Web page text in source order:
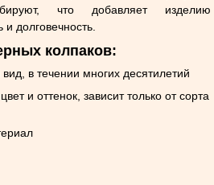
что добавляет изделию
долговечность.
колпаков:
в течении многих десятилетий
и оттенок, зависит только от сорта